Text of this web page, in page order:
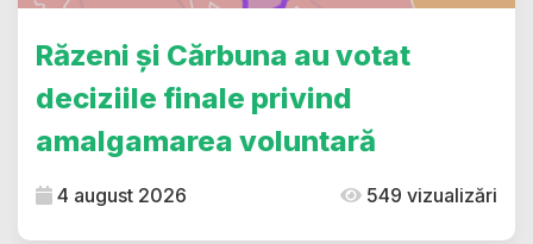
Răzeni și Cărbuna au votat
deciziile finale privind
amalgamarea voluntară
4 august 2026 549 vizualizări